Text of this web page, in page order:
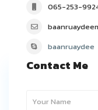
065-253-
baanruaydee
Contact Me